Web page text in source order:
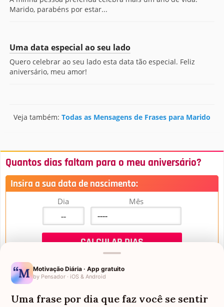
Marido, parabéns por estar...
Uma data especial ao seu lado
Quero celebrar ao seu lado esta data tão especial. Feliz
aniversário, meu amor!
Veja também: Todas as Mensagens de Frases para Marido
Quantos dias faltam para o meu aniversário?
Insira a sua data de nascimento:
Dia Mês
Motivação Diária · App gratuito
by Pensador · iOS & Android
Uma frase por dia que faz você se sentir